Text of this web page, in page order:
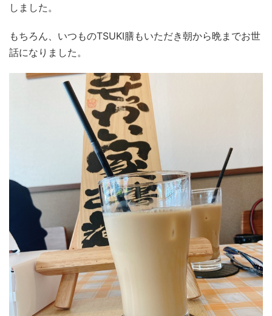
しました。
もちろん、いつものTSUKI膳もいただき朝から晩までお世
話になりました。